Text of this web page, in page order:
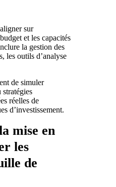
sur
et les capacités
la gestion des
les outils d’analyse
de simuler
stratégies
réelles de
d’investissement.
mise en
les
de